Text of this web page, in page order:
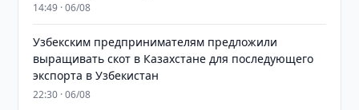
14:49 · 06/08
Узбекским предпринимателям предложили
выращивать скот в Казахстане для последующего
экспорта в Узбекистан
22:30 · 06/08